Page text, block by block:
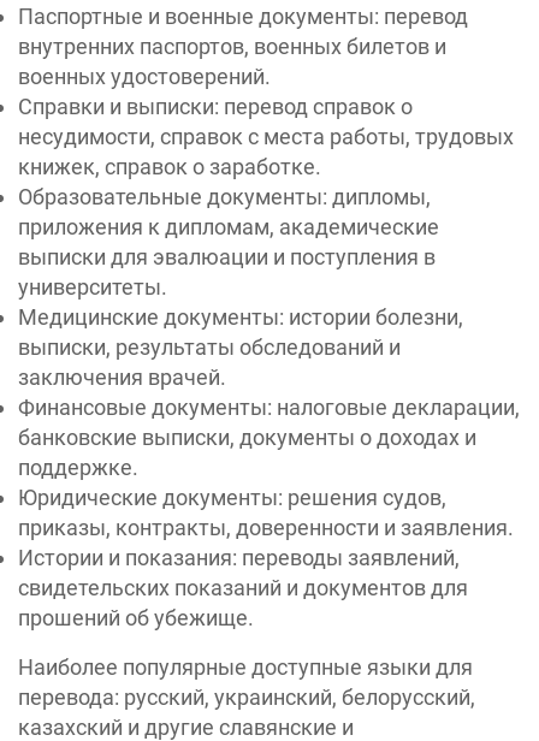
Паспортные и военные документы: перевод
внутренних паспортов, военных билетов и
военных удостоверений.
Справки и выписки: перевод справок о
несудимости, справок с места работы, трудовых
книжек, справок о заработке.
Образовательные документы: дипломы,
приложения к дипломам, академические
выписки для эвалюации и поступления в
университеты.
Медицинские документы: истории болезни,
выписки, результаты обследований и
заключения врачей.
Финансовые документы: налоговые декларации,
банковские выписки, документы о доходах и
поддержке.
Юридические документы: решения судов,
приказы, контракты, доверенности и заявления.
Истории и показания: переводы заявлений,
свидетельских показаний и документов для
прошений об убежище.
Наиболее популярные доступные языки для
перевода: русский, украинский, белорусский,
казахский и другие славянские и